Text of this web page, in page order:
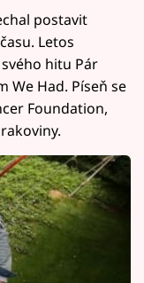
postavit
Letos
hitu Pár
We Had. Píseň se
Foundation,